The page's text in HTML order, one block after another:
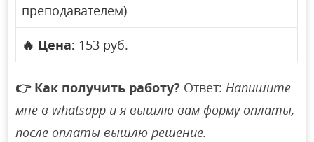
преподавателем)
🔥 Цена: 153 руб.
👉 Как получить работу? Ответ:Напишите
мне в whatsapp и я вышлю вам форму оплаты,
после оплаты вышлю решение.